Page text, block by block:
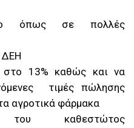
όπως σε πολλές
ΔΕΗ
13% καθώς και να
τιμές πώλησης
αγροτικά φάρμακα
του καθεστώτος